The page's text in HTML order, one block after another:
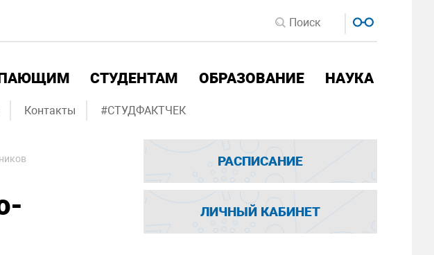
СТУДЕНТАМ ОБРАЗОВАНИЕ НАУКА
Контакты #СТУДФАКТЧЕК
РАСПИСАНИЕ
ЛИЧНЫЙ КАБИНЕТ